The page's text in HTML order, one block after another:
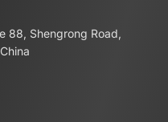
88, Shengrong Road,